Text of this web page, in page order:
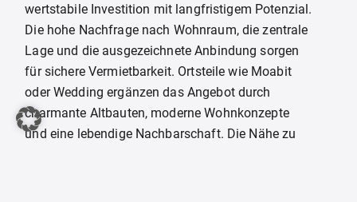
wertstabile Investition mit langfristigem Potenzial.
Die hohe Nachfrage nach Wohnraum, die zentrale
Lage und die ausgezeichnete Anbindung sorgen
für sichere Vermietbarkeit. Ortsteile wie Moabit
oder Wedding ergänzen das Angebot durch
charmante Altbauten, moderne Wohnkonzepte
und eine lebendige Nachbarschaft. Die Nähe zu